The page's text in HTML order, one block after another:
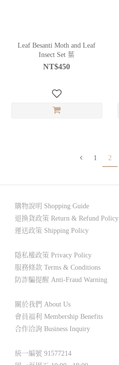
Leaf Besanti Moth and Leaf
Insect Set 葉
NT$450
1 2
購物說明 Shopping Guide
退換貨政策 Return & Refund Policy
運送政策 Shipping Policy
隱私權政策 Privacy Policy
服務條款 Terms & Conditions
防詐騙提醒 Anti-Fraud Warning
關於我們 About Us
會員福利 Membership Benefits
合作洽詢 Business Inquiry
統一編號 91577214